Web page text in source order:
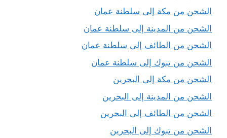
الشحن من مكة إلى سلطنة عمان
الشحن من المدينة إلى سلطنة عمان
الشحن من الطائف إلى سلطنة عمان
الشحن من تبوك إلى سلطنة عمان
الشحن من مكة إلى البحرين
الشحن من المدينة إلى البحرين
الشحن من الطائف إلى البحرين
الشحن من تبوك إلى البحرين